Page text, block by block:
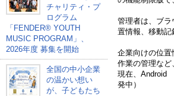
チャリティ・プ
ログラム
「FENDER®︎ YOUTH
MUSIC PROGRAM」、
2026年度 募集を開始
全国の中小企業
の温かい想い
が、子どもたち
管理者は、ブラ
置情報、移動記
企業向けの位置
作業の管理など
現在、Android
発中）